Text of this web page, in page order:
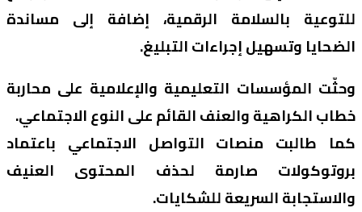
للتوعية بالسلامة الرقمية، إضافة إلى مساندة
الضحايا وتسهيل إجراءات التبليغ.
وحثّت المؤسسات التعليمية والإعلامية على محاربة
خطاب الكراهية والعنف القائم على النوع الاجتماعي.
كما طالبت منصات التواصل الاجتماعي باعتماد
بروتوكولات صارمة لحذف المحتوى العنيف
والاستجابة السريعة للشكايات.